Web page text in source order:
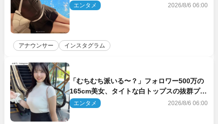
エンタメ 2026/8/6 06:00
アナウンサー インスタグラム
「むちむち派いる〜？」フォロワー500万の
165cm美女、タイトな白トップスの抜群プロ
ポーションにネット衝撃
エンタメ 2026/8/6 06:00